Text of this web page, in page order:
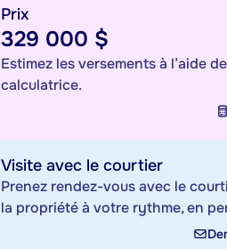
Prix
329 000 $
Estimez les versements à l’aide
calculatrice.
Visite avec le courtier
Prenez rendez-vous avec le
la propriété à votre rythme, en